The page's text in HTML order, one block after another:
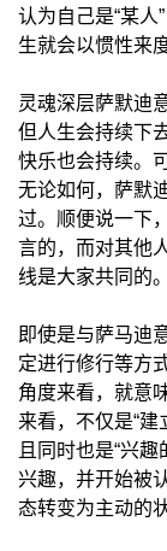
认为自己是“某人
生就会以惯性来
灵魂深层萨默迪
但人生会持续下
快乐也会持续。
无论如何，萨默
过。顺便说一下
言的，而对其他
线是大家共同的。
即使是与萨马迪
定进行修行等方
角度来看，就意
来看，不仅是“建
且同时也是“兴
兴趣，并开始被
态转变为主动的